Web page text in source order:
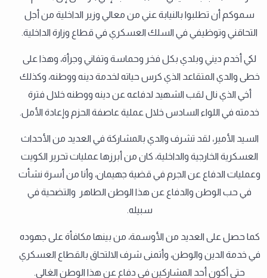
سموكم أن تطلبوا بالنيابة عني من معالي وزير الداخلية من أجل
التحاقني وتوظيفي في السلك العسكري في قطاع وزارة الداخلية.
لكي أخدم ديني وبلدي بكل فخر وحماسة وتفاني وجرأة، وهذا على
خطى والدي المتقاعد الذي كرس حياته لخدمة دينه ووطنه، وكذلك
أخي الذي نال لقب الشهيد لدفاعه عن دينه ووطنه خلال فترة
خدمته في اللواء السادس خلال عملية عاصفة الحزم وإعادة الأمل.
السيد الأمير، لقد تشرف والدي بالمشاركة في العديد من الأحداث
العسكرية الخارجية والداخلية، كان من أبرزها عمليات تحرير الكويت
وعمليات الدفاع عن الجرم في قضية جهيمان، وأنا من أسرة نشأت
في حب الوطن والدفاع عن هذا الوطن الطاهر والتضحية في
سبيله.
كما حصل على العديد من الأوسمة، من بينها مكافأة على جهوده
في خدمة الدين والوطن، وأتمنى شرف الالتحاق بالقطاع العسكري
حتى أكون أحد المشاركين في دفاع عن هذا الوطن الغالي.